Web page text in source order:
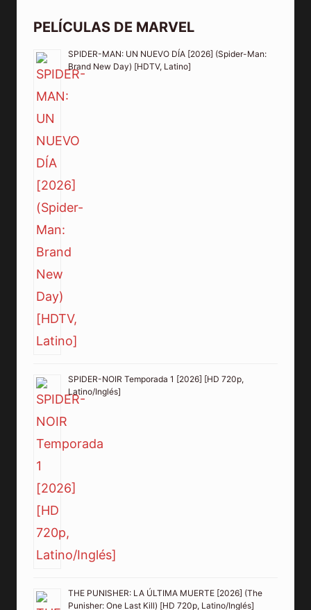
PELÍCULAS DE MARVEL
SPIDER-MAN: UN NUEVO DÍA [2026] (Spider-Man:
Brand New Day) [HDTV, Latino]
SPIDER-NOIR Temporada 1 [2026] [HD 720p,
Latino/Inglés]
THE PUNISHER: LA ÚLTIMA MUERTE [2026] (The
Punisher: One Last Kill) [HD 720p, Latino/Inglés]